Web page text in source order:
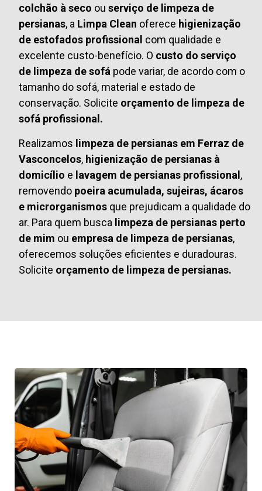
colchão à seco ou serviço de limpeza de
persianas, a Limpa Clean oferece higienização
de estofados profissional com qualidade e
excelente custo-benefício. O custo do serviço
de limpeza de sofá pode variar, de acordo com o
tamanho do sofá, material e estado de
conservação. Solicite orçamento de limpeza de
sofá profissional.
Realizamos limpeza de persianas em Ferraz de
Vasconcelos, higienização de persianas à
domicílio e lavagem de persianas profissional,
removendo poeira acumulada, sujeiras, ácaros
e microrganismos que prejudicam a qualidade do
ar. Para quem busca limpeza de persianas perto
de mim ou empresa de limpeza de persianas,
oferecemos soluções eficientes e duradouras.
Solicite orçamento de limpeza de persianas.